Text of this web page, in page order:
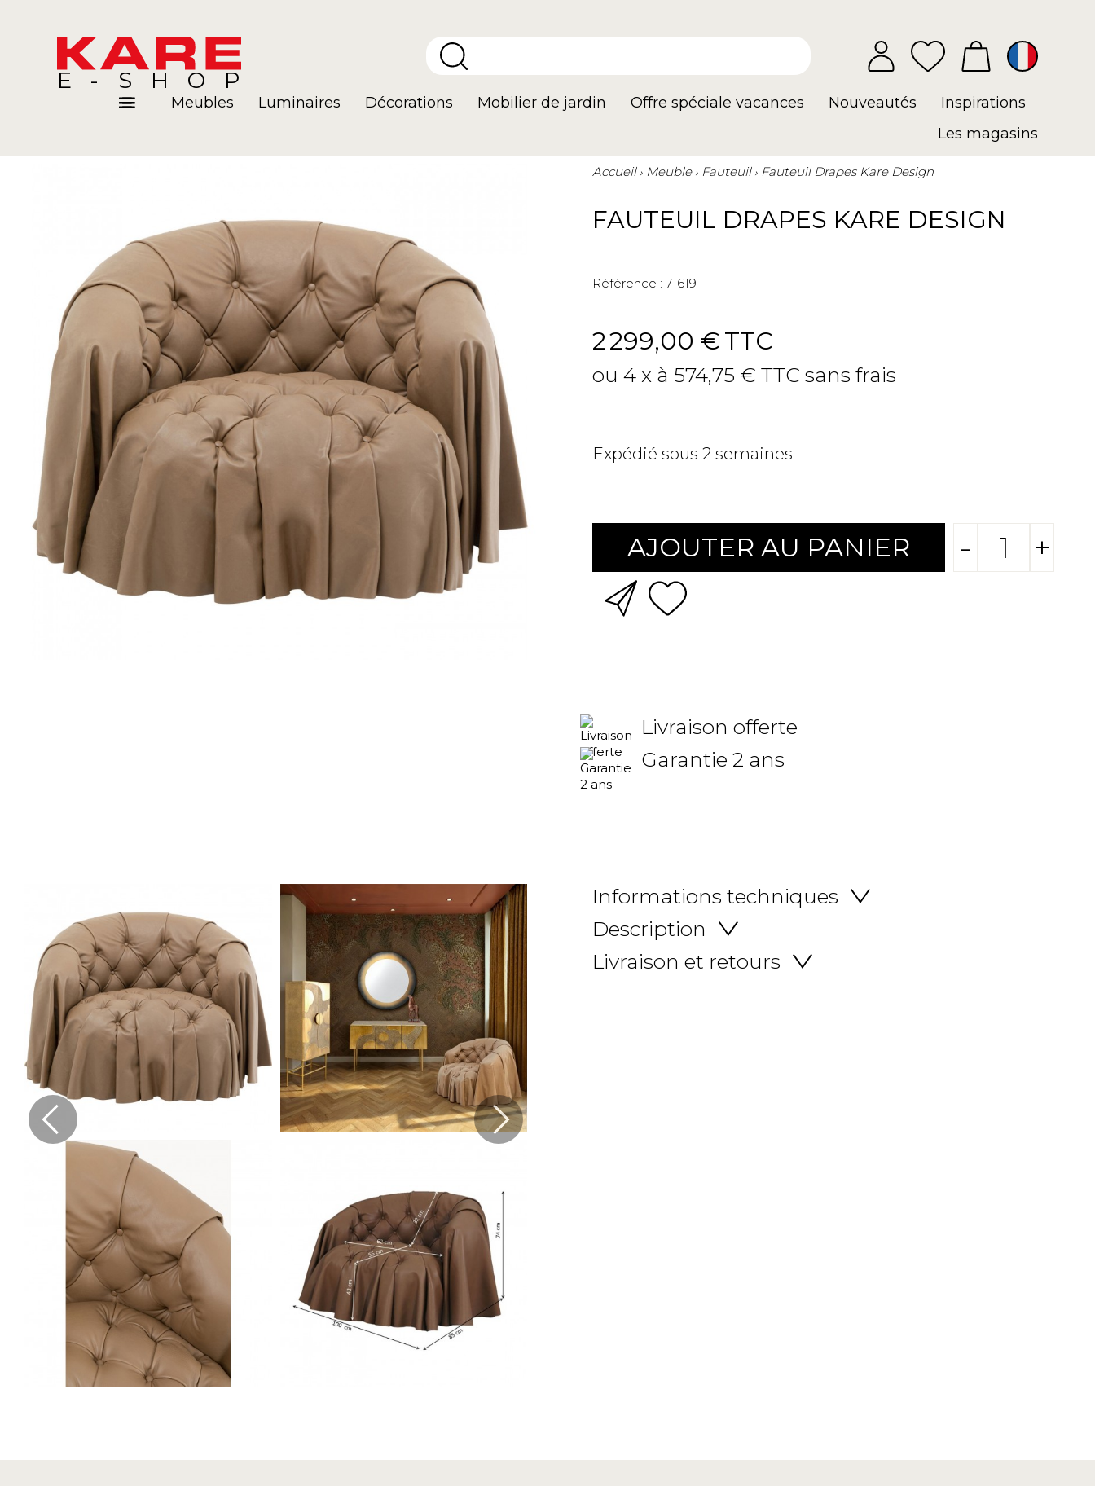
E-SHOP
Meubles Luminaires Décorations Mobilier de jardin Offre spéciale vacances Nouveautés
Inspirations
Les magasins
Accueil Meuble Fauteuil Fauteuil Drapes Kare Design
FAUTEUIL DRAPES KARE DESIGN
Référence : 71619
2 299,00 €TTC
ou 4 x à 574,75 € TTC sans frais
Expédié sous 2 semaines
AJOUTER AU PANIER - +
Livraison offerte
Garantie 2 ans
Informations techniques
Description
Livraison et retours